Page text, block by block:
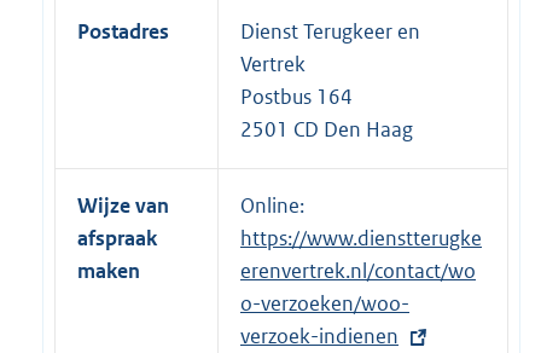
Postadres
Dienst Terugkeer en
Vertrek
Postbus 164
2501 CD Den Haag
Wijze van
afspraak
maken
Online:
x
t
e
r
https://www.dienstterugke
erenvertrek.nl/contact/wo
o-verzoeken/woo-
verzoek-indienen